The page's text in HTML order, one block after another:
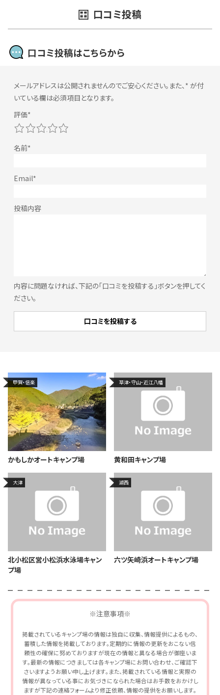
口コミ投稿
口コミ投稿はこちらから
メールアドレスは公開されませんのでご安心ください。また、 * が付
いている欄は必須項目となります。
内容に問題なければ、下記の「口コミを投稿する」ボタンを押してく
ださい。
5
4
3
2
甲賀・信楽
かもしかオートキャンプ場
草津・守山・近江八幡
黄和田キャンプ場
大津
北小松区営小松浜水泳場キャン
プ場
湖西
六ツ矢崎浜オートキャンプ場
※注意事項※
掲載されているキャンプ場の情報は独自に収集、情報提供によるもの、
蓄積した情報を掲載しております。定期的に情報の更新をおこない信
頼性の確保に努めておりますが現在の情報と異なる場合が御座いま
す。最新の情報につきましては各キャンプ場にお問い合わせ、ご確認下
さいますようお願い申し上げます。また、掲載されている情報と実際の
情報が異なっている事にお気づきになられた場合はお手数をおかけし
ますが下記の連絡フォームより修正依頼、情報の提供をお願いします。